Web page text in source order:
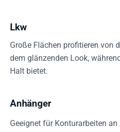
Lkw
Große Flächen profitieren von
dem glänzenden Look,
Halt bietet.
Anhänger
Geeignet für Konturarbeiten